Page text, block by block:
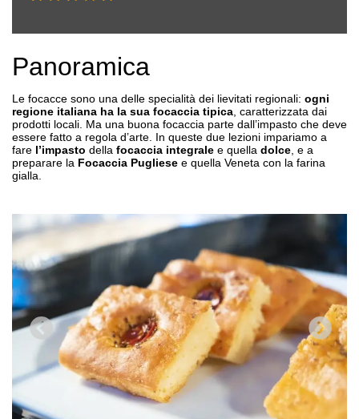
Panoramica
Le focacce sono una delle specialità dei lievitati regionali: ogni
regione italiana ha la sua focaccia tipica , caratterizzata dai
prodotti locali. Ma una buona focaccia parte dall’impasto che deve
essere fatto a regola d’arte. In queste due lezioni impariamo a
fare l’impasto della focaccia integrale e quella dolce , e a
preparare la Focaccia Pugliese e quella Veneta con la farina
gialla.
PREVIOUS NEXT